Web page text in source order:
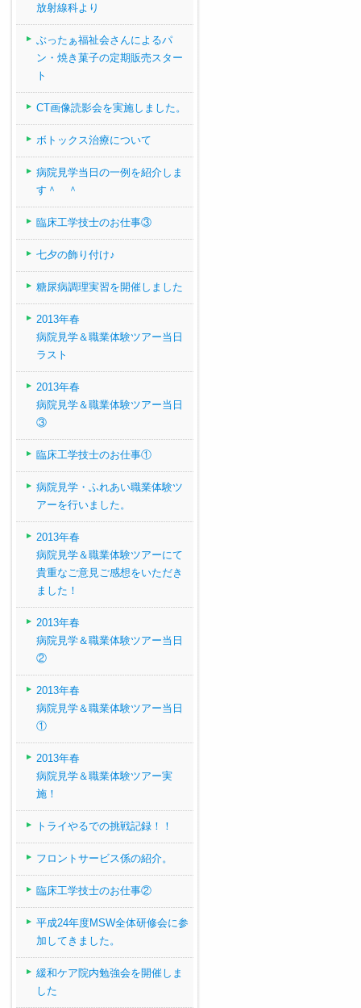
放射線科より
ぶったぁ福祉会さんによるパ
ン・焼き菓子の定期販売スター
ト
CT画像読影会を実施しました。
ボトックス治療について
病院見学当日の一例を紹介しま
す＾ ＾
臨床工学技士のお仕事③
七夕の飾り付け♪
糖尿病調理実習を開催しました
2013年春
病院見学＆職業体験ツアー当日
ラスト
2013年春
病院見学＆職業体験ツアー当日
③
臨床工学技士のお仕事①
病院見学・ふれあい職業体験ツ
アーを行いました。
2013年春
病院見学＆職業体験ツアーにて
貴重なご意見ご感想をいただき
ました！
2013年春
病院見学＆職業体験ツアー当日
②
2013年春
病院見学＆職業体験ツアー当日
①
2013年春
病院見学＆職業体験ツアー実
施！
トライやるでの挑戦記録！！
フロントサービス係の紹介。
臨床工学技士のお仕事②
平成24年度MSW全体研修会に参
加してきました。
緩和ケア院内勉強会を開催しま
した